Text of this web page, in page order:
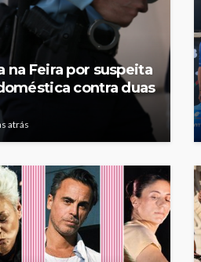
na Feira por suspeita
contra duas
atrás